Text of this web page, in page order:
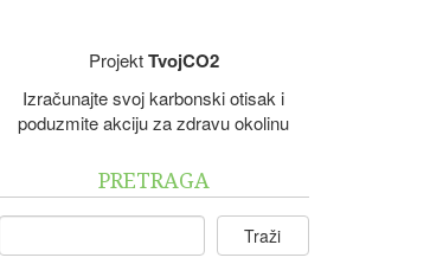
ProjektTvojCO2
Izračunajte svoj karbonski otisak i
poduzmite akciju za zdravu okolinu
PRETRAGA
Traži